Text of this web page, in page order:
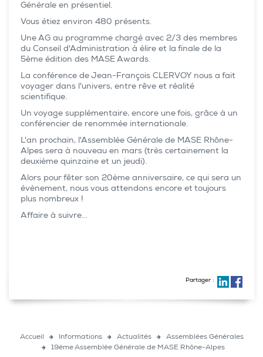
Générale en présentiel.
Vous étiez environ 480 présents.
Une AG au programme chargé avec 2/3 des membres
du Conseil d'Administration à élire et la finale de la
5ème édition des MASE Awards.
La conférence de Jean-François CLERVOY nous a fait
voyager dans l'univers, entre rêve et réalité
scientifique.
Un voyage supplémentaire, encore une fois, grâce à un
conférencier de renommée internationale.
L'an prochain, l'Assemblée Générale de MASE Rhône-
Alpes sera à nouveau en mars (très certainement la
deuxième quinzaine et un jeudi).
Alors pour fêter son 20ème anniversaire, ce qui sera un
évènement, nous vous attendons encore et toujours
plus nombreux !
Affaire à suivre...
Partager :
Accueil Informations Actualités
Assemblées Générales
19ème Assemblée Générale de MASE Rhône-Alpes